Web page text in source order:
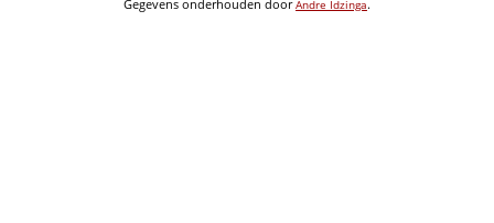
Gegevens onderhouden doorAndre Idzinga.